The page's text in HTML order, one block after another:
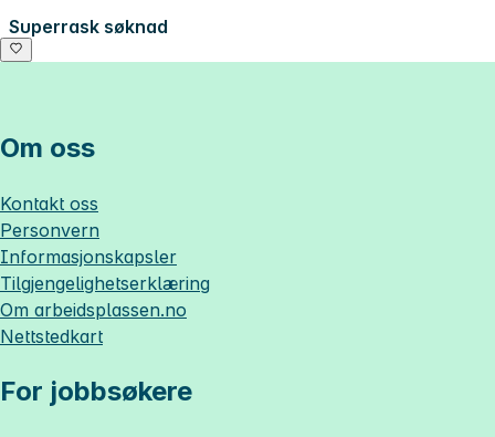
Superrask søknad
Om oss
Kontakt oss
Personvern
Informasjonskapsler
Tilgjengelighetserklæring
Om arbeidsplassen.no
Nettstedkart
For jobbsøkere